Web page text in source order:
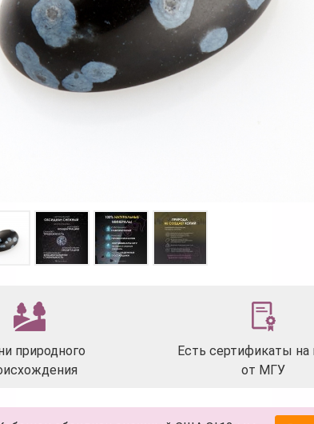
природного
Есть сертификаты на
от МГУ